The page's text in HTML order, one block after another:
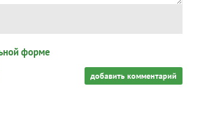
форме
добавить комментарий